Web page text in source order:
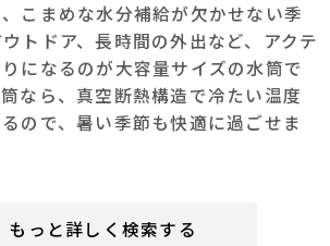
こまめな水分補給が欠かせない季
トドア、長時間の外出など、アクテ
になるのが大容量サイズの水筒で
なら、真空断熱構造で冷たい温度
ので、暑い季節も快適に過ごせま
もっと詳しく検索する